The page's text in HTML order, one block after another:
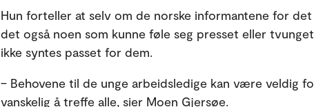
Hun forteller at selv om de norske informantene for
det også noen som kunne føle seg presset eller
ikke syntes passet for dem.
– Behovene til de unge arbeidsledige kan være veldig
vanskelig å treffe alle, sier Moen Gjersøe.